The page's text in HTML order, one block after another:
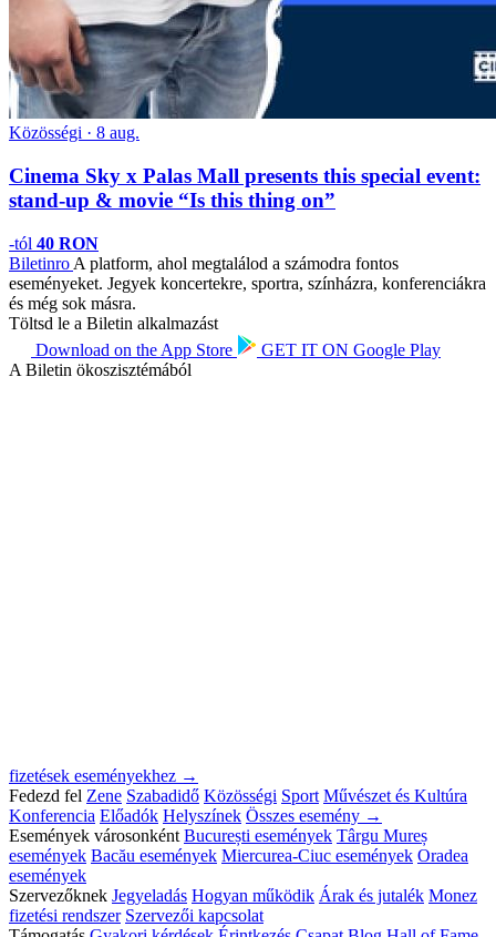
Közösségi · 8 aug.
Cinema Sky x Palas Mall presents this special event:
stand-up & movie “Is this thing on”
-tól 40 RON
Biletinro A platform, ahol megtalálod a számodra fontos
eseményeket. Jegyek koncertekre, sportra, színházra, konferenciákra
és még sok másra.
Töltsd le a Biletin alkalmazást
Download on the App Store GET IT ON Google Play
A Biletin ökoszisztémából
fizetések eseményekhez →
Fedezd fel Zene Szabadidő Közösségi Sport Művészet és Kultúra
Konferencia Előadók Helyszínek Összes esemény →
Események városonként București események Târgu Mureș
események Bacău események Miercurea-Ciuc események Oradea
események
Szervezőknek Jegyeladás Hogyan működik Árak és jutalék Monez
fizetési rendszer Szervezői kapcsolat